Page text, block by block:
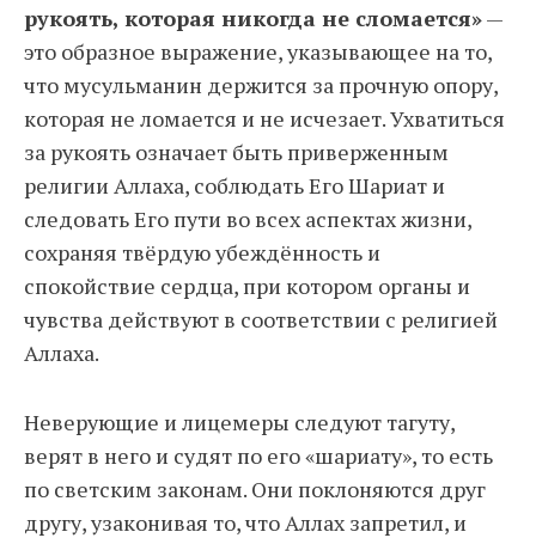
рукоять, которая никогда не сломается»—
это образное выражение, указывающее на то,
что мусульманин держится за прочную опору,
которая не ломается и не исчезает. Ухватиться
за рукоять означает быть приверженным
религии Аллаха, соблюдать Его Шариат и
следовать Его пути во всех аспектах жизни,
сохраняя твёрдую убеждённость и
спокойствие сердца, при котором органы и
чувства действуют в соответствии с религией
Аллаха.
Неверующие и лицемеры следуют тагуту,
верят в него и судят по его «шариату», то есть
по светским законам. Они поклоняются друг
другу, узаконивая то, что Аллах запретил, и